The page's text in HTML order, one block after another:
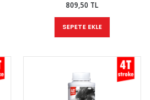
809,50 TL
SEPETE EKLE